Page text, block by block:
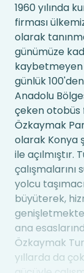
1960 yılında
firması
olarak
günümüze
kaybetmeyen
günlük
Anadolu
çeken otobüs
Özkaymak
olarak Konya
ile
yolcu
büyüterek,
ana
Özkaymak
yıllarda da